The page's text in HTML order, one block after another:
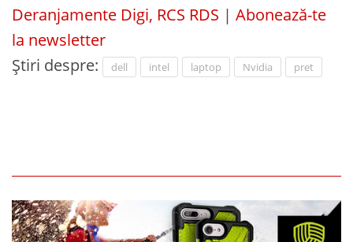
Deranjamente Digi, RCS RDS | Abonează-te
la newsletter
Știri despre:
dell intel laptop Nvidia pret